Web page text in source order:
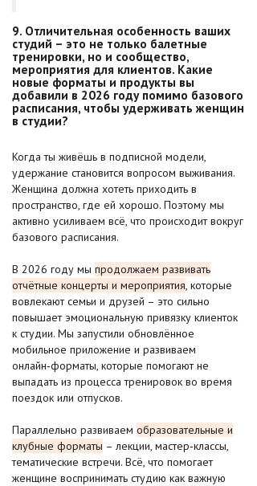
9. Отличительная особенность ваших
студий – это не только балетные
тренировки, но и сообщество,
мероприятия для клиентов. Какие
новые форматы и продукты вы
добавили в 2026 году помимо базового
расписания, чтобы удерживать женщин
в студии?
Когда ты живёшь в подписной модели,
удержание становится вопросом выживания.
Женщина должна хотеть приходить в
пространство, где ей хорошо. Поэтому мы
активно усиливаем всё, что происходит вокруг
базового расписания.
В 2026 году мы продолжаем развивать
отчётные концерты и мероприятия, которые
вовлекают семьи и друзей – это сильно
повышает эмоциональную привязку клиенток
к студии. Мы запустили обновлённое
мобильное приложение и развиваем
онлайн‑форматы, которые помогают не
выпадать из процесса тренировок во время
поездок или отпусков.
Параллельно развиваем образовательные и
клубные форматы – лекции, мастер‑классы,
тематические встречи. Всё, что помогает
женщине воспринимать студию как важную